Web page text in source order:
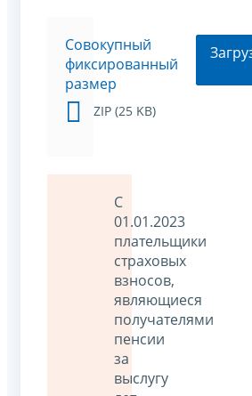
Совокупный
фиксированный
размер
ZIP (25 KB)
С
01.01.2023
плательщики
страховых
взносов,
являющиеся
получателями
пенсии
за
выслугу